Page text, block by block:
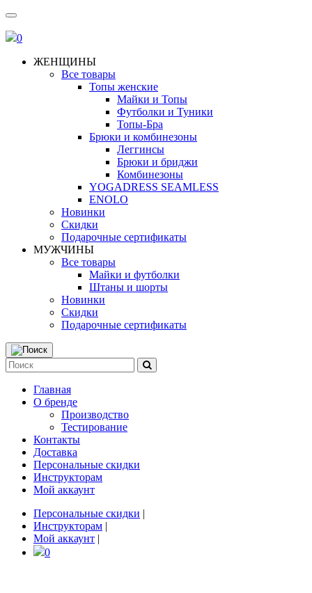
0
ЖЕНЩИНЫ
Все товары
Топы женские
Майки и Топы
Футболки и Туники
Топы-Бра
Брюки и комбинезоны
Леггинсы
Брюки и бриджи
Комбинезоны
YOGADRESS SEAMLESS
ENOLO
Новинки
Скидки
Подарочные сертификаты
МУЖЧИНЫ
Все товары
Майки и футболки
Штаны и шорты
Новинки
Скидки
Подарочные сертификаты
Главная
О бренде
Производство
Тестирование
Контакты
Доставка
Персональные скидки
Инструкторам
Мой аккаунт
Персональные скидки |
Инструкторам |
Мой аккаунт |
0